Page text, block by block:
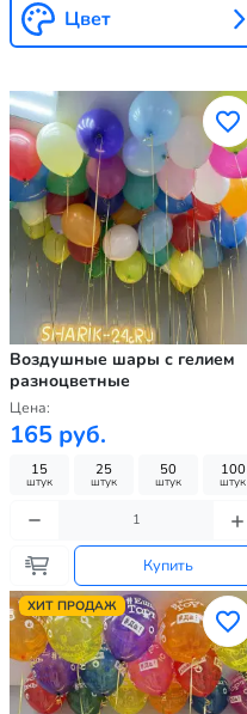
Цвет
Воздушные шары с гелием
разноцветные
Цена:
165 руб.
15
штук
25
штук
50
штук
100
штук
Купить
ХИТ ПРОДАЖ